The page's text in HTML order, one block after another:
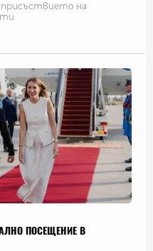
присъствието на
ПОСЕЩЕНИЕ В